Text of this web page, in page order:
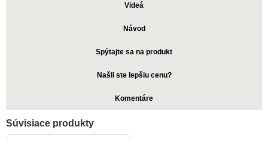
Videá
Návod
Spýtajte sa na produkt
Našli ste lepšiu cenu?
Komentáre
Súvisiace produkty